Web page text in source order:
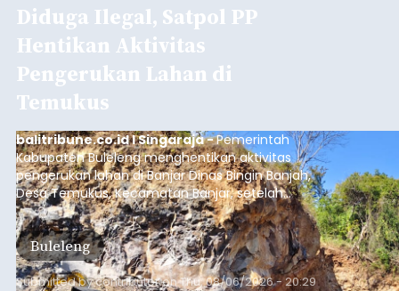
Diduga Ilegal, Satpol PP
Hentikan Aktivitas
Pengerukan Lahan di
Temukus
balitribune.co.id I Singaraja -Pemerintah
Kabupaten Buleleng menghentikan aktivitas
pengerukan lahan di Banjar Dinas Bingin Banjah,
Desa Temukus, Kecamatan Banjar, setelah
ditemukan indikasi kegiatan pengambilan
material yang tidak sesuai dengan peruntukan
kawasan.
Buleleng
Submitted bycontributoronThu, 08/06/2026 - 20:29